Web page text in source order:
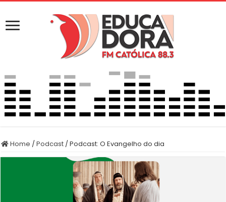
Home /Podcast /Podcast: O Evangelho do dia